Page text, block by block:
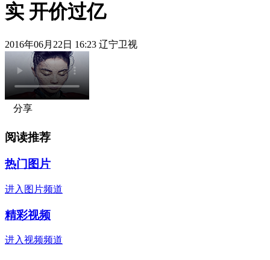
实 开价过亿
2016年06月22日 16:23 辽宁卫视
分享
阅读推荐
热门图片
进入图片频道
精彩视频
进入视频频道